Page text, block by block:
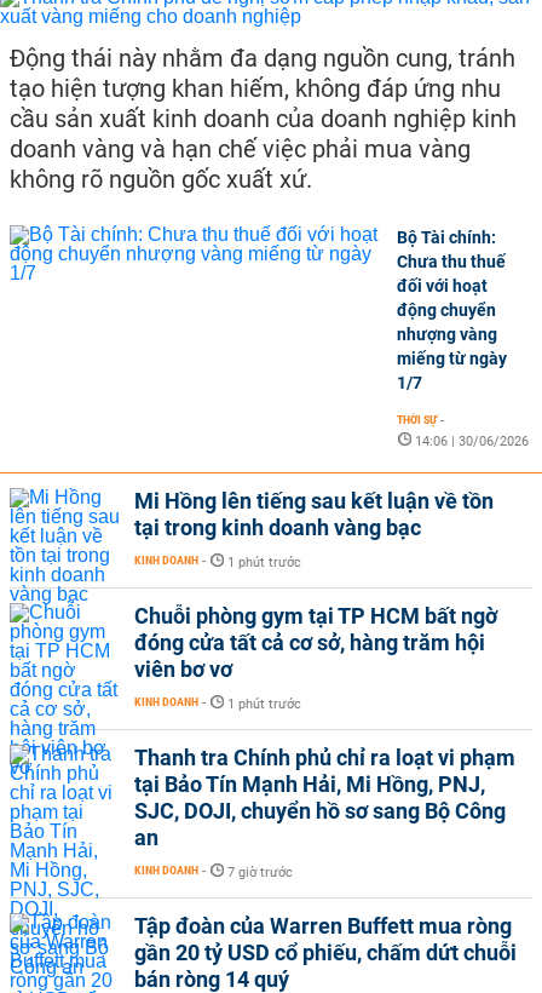
Động thái này nhằm đa dạng nguồn cung, tránh
tạo hiện tượng khan hiếm, không đáp ứng nhu
cầu sản xuất kinh doanh của doanh nghiệp kinh
doanh vàng và hạn chế việc phải mua vàng
không rõ nguồn gốc xuất xứ.
Bộ Tài chính:
Chưa thu thuế
đối với hoạt
động chuyển
nhượng vàng
miếng từ ngày
1/7
THỜI SỰ -
14:06 | 30/06/2026
Mi Hồng lên tiếng sau kết luận về tồn
tại trong kinh doanh vàng bạc
KINH DOANH - 1 phút trước
Chuỗi phòng gym tại TP HCM bất ngờ
đóng cửa tất cả cơ sở, hàng trăm hội
viên bơ vơ
KINH DOANH - 1 phút trước
Thanh tra Chính phủ chỉ ra loạt vi phạm
tại Bảo Tín Mạnh Hải, Mi Hồng, PNJ,
SJC, DOJI, chuyển hồ sơ sang Bộ Công
an
KINH DOANH - 7 giờ trước
Tập đoàn của Warren Buffett mua ròng
gần 20 tỷ USD cổ phiếu, chấm dứt chuỗi
bán ròng 14 quý